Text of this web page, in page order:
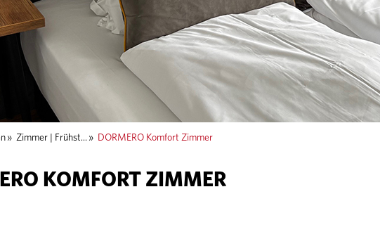
» Zimmer | Frühst... » DORMERO Komfort Zimmer
KOMFORT ZIMMER